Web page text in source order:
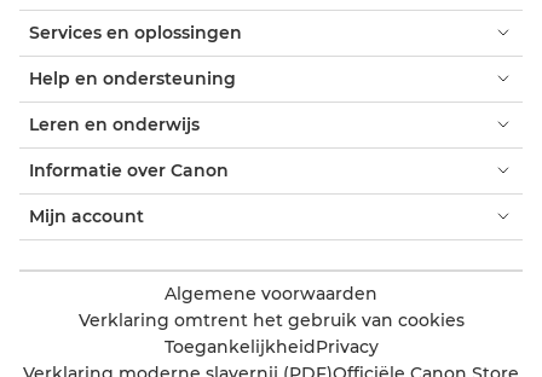
Services en oplossingen
Help en ondersteuning
Leren en onderwijs
Informatie over Canon
Mijn account
Algemene voorwaarden
Verklaring omtrent het gebruik van cookies
ToegankelijkheidPrivacy